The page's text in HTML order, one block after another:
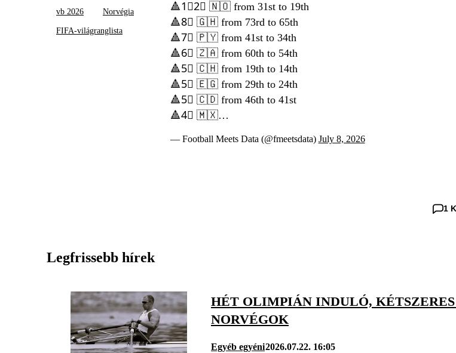
vb 2026 Norvégia
FIFA-világranglista
🔺1⃣2⃣ 🇳🇴 from 31st to 19th
🔺8⃣ 🇬🇭 from 73rd to 65th
🔺7⃣ 🇵🇾 from 41st to 34th
🔺6⃣ 🇿🇦 from 60th to 54th
🔺5⃣ 🇨🇭 from 19th to 14th
🔺5⃣ 🇪🇬 from 29th to 24th
🔺5⃣ 🇨🇩 from 46th to 41st
🔺4⃣ 🇲🇽…
— Football Meets Data (@fmeetsdata) July 8, 2026
1
Legfrissebb hírek
HÉT OLIMPIÁN INDULÓ,
NORVÉGOK
Egyéb egyéni2026.07.22. 16:05